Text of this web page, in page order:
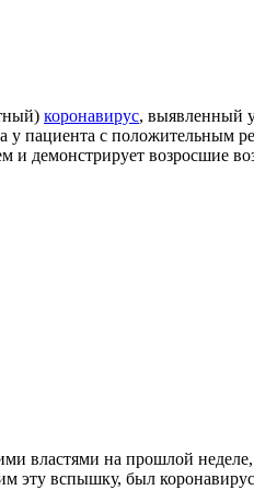
коронавирус, выявленный
у пациента с положительным
и демонстрирует возросшие
властями на прошлой
эту вспышку, был